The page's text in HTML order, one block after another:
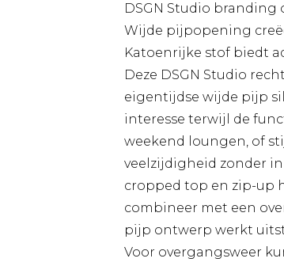
DSGN Studio branding
Wijde pijpopening
Katoenrijke stof biedt
Deze DSGN Studio
eigentijdse wijde pijp
interesse terwijl de
weekend loungen, of
veelzijdigheid zonder
cropped top en zip-up
combineer met een
pijp ontwerp werkt
Voor overgangsweer